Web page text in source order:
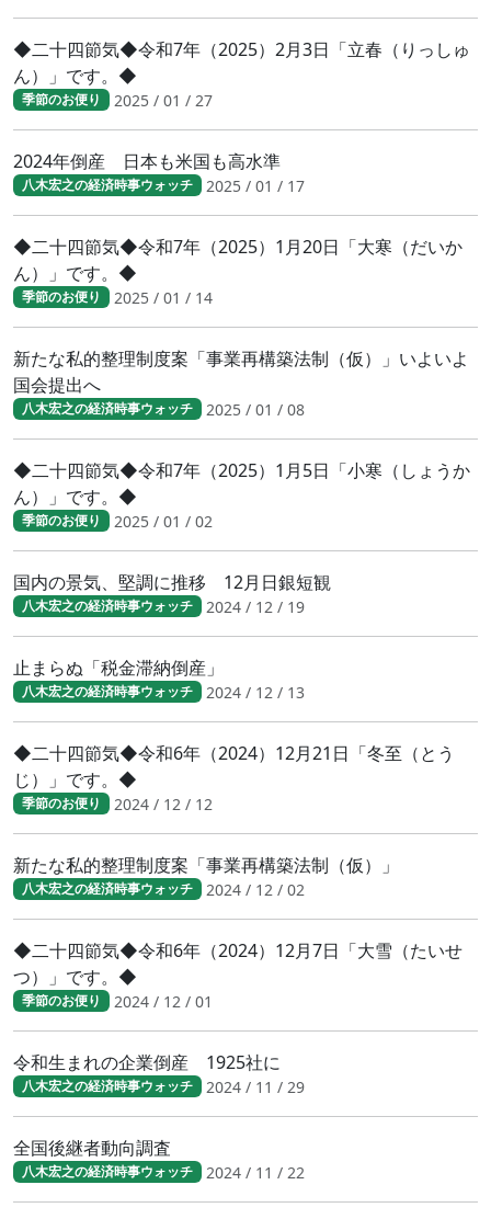
◆二十四節気◆令和7年（2025）2月3日「立春（りっしゅ
ん）」です。◆
季節のお便り 2025 / 01 / 27
2024年倒産 日本も米国も高水準
八木宏之の経済時事ウォッチ 2025 / 01 / 17
◆二十四節気◆令和7年（2025）1月20日「大寒（だいか
ん）」です。◆
季節のお便り 2025 / 01 / 14
新たな私的整理制度案「事業再構築法制（仮）」いよいよ
国会提出へ
八木宏之の経済時事ウォッチ 2025 / 01 / 08
◆二十四節気◆令和7年（2025）1月5日「小寒（しょうか
ん）」です。◆
季節のお便り 2025 / 01 / 02
国内の景気、堅調に推移 12月日銀短観
八木宏之の経済時事ウォッチ 2024 / 12 / 19
止まらぬ「税金滞納倒産」
八木宏之の経済時事ウォッチ 2024 / 12 / 13
◆二十四節気◆令和6年（2024）12月21日「冬至（とう
じ）」です。◆
季節のお便り 2024 / 12 / 12
新たな私的整理制度案「事業再構築法制（仮）」
八木宏之の経済時事ウォッチ 2024 / 12 / 02
◆二十四節気◆令和6年（2024）12月7日「大雪（たいせ
つ）」です。◆
季節のお便り 2024 / 12 / 01
令和生まれの企業倒産 1925社に
八木宏之の経済時事ウォッチ 2024 / 11 / 29
全国後継者動向調査
八木宏之の経済時事ウォッチ 2024 / 11 / 22